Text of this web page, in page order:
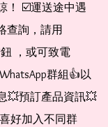
！ ☑️運送途中遇
查詢，請用
，或可致電
群組👍以
💥預訂產品資訊💥
好加入不同群